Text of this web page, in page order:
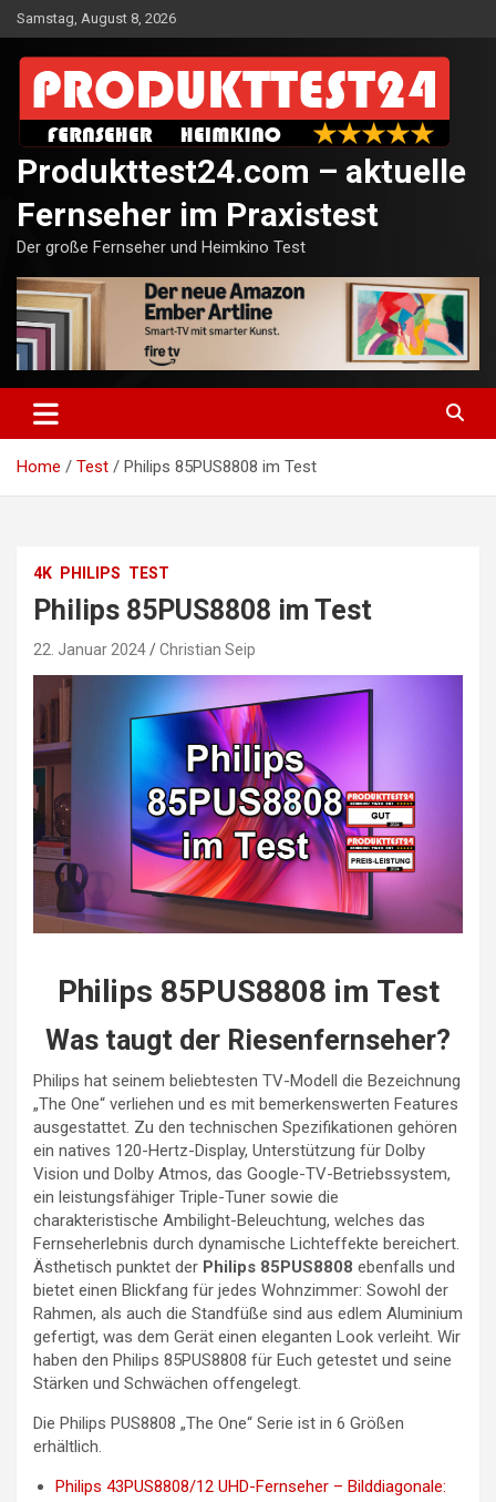
Skip
to
content
Samstag, August 8, 2026
Produkttest24.com – aktuelle
Fernseher im Praxistest
Der große Fernseher und Heimkino Test
Home Test Philips 85PUS8808 im Test
4K PHILIPS TEST
Philips 85PUS8808 im Test
22. Januar 2024 Christian Seip
Philips 85PUS8808 im Test
Was taugt der Riesenfernseher?
Philips hat seinem beliebtesten TV-Modell die Bezeichnung
„The One“ verliehen und es mit bemerkenswerten Features
ausgestattet. Zu den technischen Spezifikationen gehören
ein natives 120-Hertz-Display, Unterstützung für Dolby
Vision und Dolby Atmos, das Google-TV-Betriebssystem,
ein leistungsfähiger Triple-Tuner sowie die
charakteristische Ambilight-Beleuchtung, welches das
Fernseherlebnis durch dynamische Lichteffekte bereichert.
Ästhetisch punktet der Philips 85PUS8808 ebenfalls und
bietet einen Blickfang für jedes Wohnzimmer: Sowohl der
Rahmen, als auch die Standfüße sind aus edlem Aluminium
gefertigt, was dem Gerät einen eleganten Look verleiht. Wir
haben den Philips 85PUS8808 für Euch getestet und seine
Stärken und Schwächen offengelegt.
Die Philips PUS8808 „The One“ Serie ist in 6 Größen
erhältlich.
Philips 43PUS8808/12 UHD-Fernseher – Bilddiagonale: